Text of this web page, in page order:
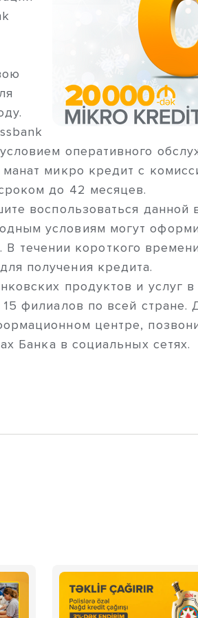
оперативного
микро кредит с
до 42 месяцев.
воспользоваться данной
условиям могут
. В течении короткого
получения кредита.
продуктов и услуг
филиалов по всей стране.
центре,
Банка в социальных сетях.